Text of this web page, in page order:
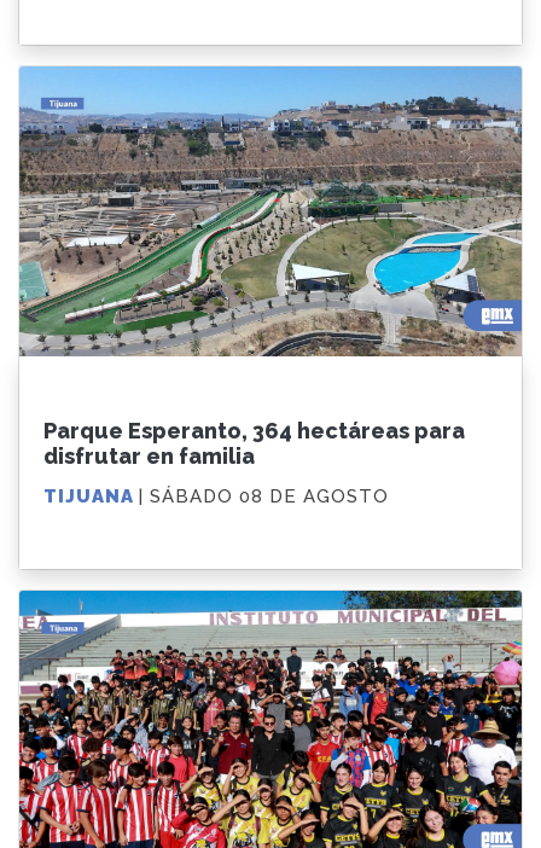
Parque Esperanto, 364 hectáreas para
disfrutar en familia
TIJUANA | SÁBADO 08 DE AGOSTO